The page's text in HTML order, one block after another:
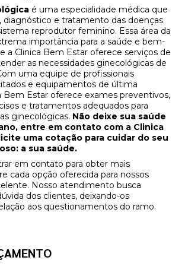
é uma especialidade médica que
diagnóstico e tratamento das doenças
reprodutor feminino. Essa área da
importância para a saúde e bem-
a Clinica Bem Estar oferece serviços de
as necessidades ginecológicas de
uma equipe de profissionais
e equipamentos de última
Bem Estar oferece exames preventivos,
e tratamentos adequados para
ginecológicas. Não deixe sua saúde
entre em contato com a Clinica
uma cotação para cuidar do seu
a sua saúde.
em contato para obter mais
cada opção oferecida para nossos
Nosso atendimento busca
dos clientes, deixando-os
aos questionamentos do ramo.